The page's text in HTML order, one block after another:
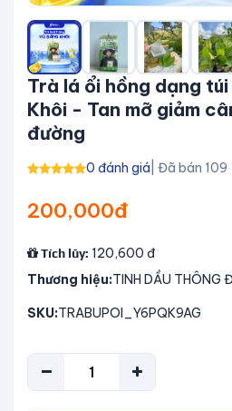
Trà lá ổi hồng dạng
Khôi - Tan mỡ giảm
đường
0 đánh giá | Đã bán 109
200,000đ
Tích lũy: 120,600 đ
Thương hiệu:TINH DẦU THÔNG
SKU:TRABUPOI_Y6PQK9AG